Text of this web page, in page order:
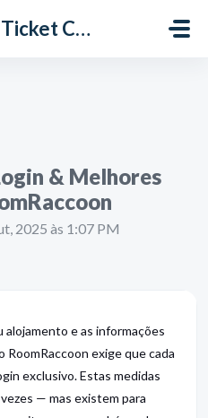
RoomRaccoon Ticket Centre
& Melhores
2025 às 1:07 PM
alojamento e as informações
RoomRaccoon exige que cada
exclusivo. Estas medidas
— mas existem para